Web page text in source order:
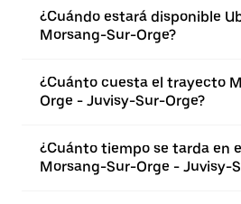
¿Cuándo estará disponible
Morsang-Sur-Orge?
¿Cuánto cuesta el trayecto
Orge - Juvisy-Sur-Orge?
¿Cuánto tiempo se tarda en
Morsang-Sur-Orge - Juvisy-